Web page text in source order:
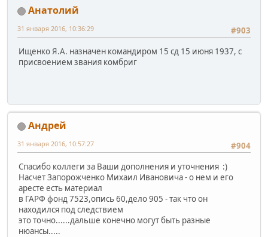
Анатолий
#903
31 января 2016, 10:36:29
Ищенко Я.А. назначен командиром 15 сд 15 июня 1937, с
присвоением звания комбриг
Андрей
#904
31 января 2016, 10:57:27
Спасибо коллеги за Ваши дополнения и уточнения :)
Насчет Запорожченко Михаил Ивановича - о нем и его
аресте есть материал
в ГАРФ фонд 7523,опись 60,дело 905 - так что он
находился под следствием
это точно......дальше конечно могут быть разные
нюансы.....